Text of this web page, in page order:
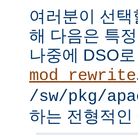
여러분이 선
해 다음은 특
나중에 DSO
mod_rewrite
/sw/pkg/
하는 전형적인